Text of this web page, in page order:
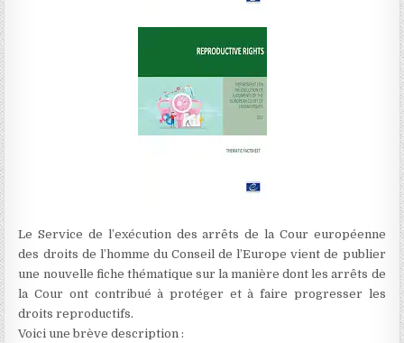
Le Service de l’exécution des arrêts de la Cour européenne
des droits de l’homme du Conseil de l’Europe vient de publier
une nouvelle fiche thématique sur la manière dont les arrêts de
la Cour ont contribué à protéger et à faire progresser les
droits reproductifs.
Voici une brève description :